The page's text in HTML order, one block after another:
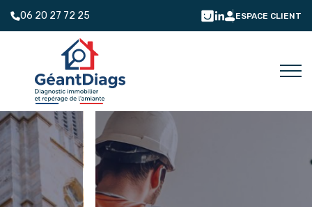
06 20 27 72 25 ESPACE CLIENT